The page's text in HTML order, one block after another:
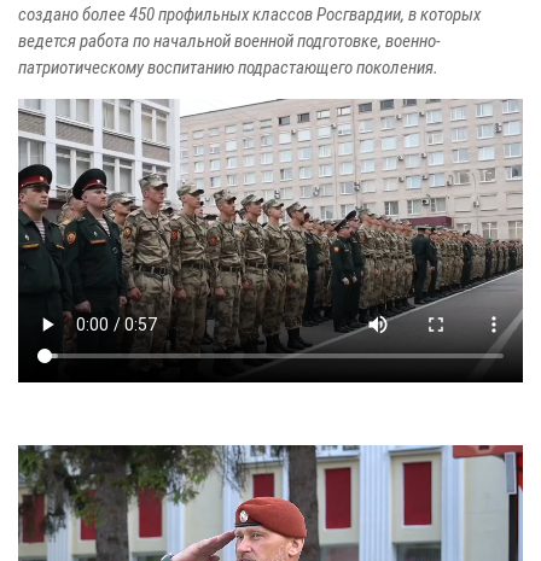
создано более 450 профильных классов Росгвардии, в которых
ведется работа по начальной военной подготовке, военно-
патриотическому воспитанию подрастающего поколения.